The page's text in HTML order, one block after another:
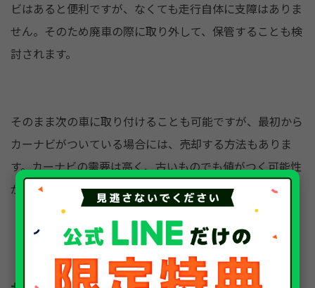
ビはあると便利ですが、なくても走行自体に支障はありま
せん。そのため廃車の際に取り外して、保管することも検
討されます。
そのまま次の車に取り付けることも可能ですが、最初から
カーナビがついている場合には、売却する方法もありま
す。カーナビの需要は高く、古いものでも値がつく可能性
があるため、売却価格を調べてみる価値はあるでしょう。